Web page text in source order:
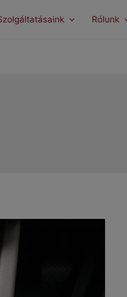
Rólunk